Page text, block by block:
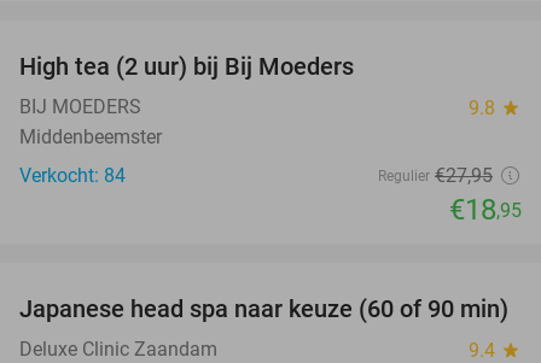
High tea (2 uur) bij Bij Moeders
BIJ MOEDERS 9.8 star
Middenbeemster
Verkocht: 84
Regulier €27,95
€18,95
39%
Japanese head spa naar keuze (60 of 90 min)
Deluxe Clinic Zaandam 9.4 star